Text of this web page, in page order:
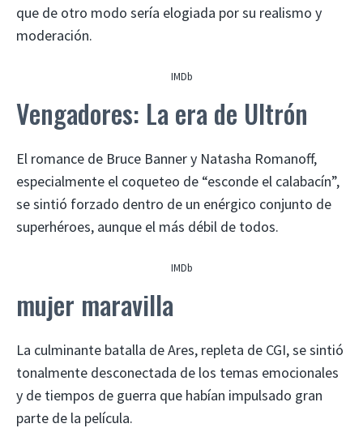
que de otro modo sería elogiada por su realismo y
moderación.
IMDb
Vengadores: La era de Ultrón
El romance de Bruce Banner y Natasha Romanoff,
especialmente el coqueteo de “esconde el calabacín”,
se sintió forzado dentro de un enérgico conjunto de
superhéroes, aunque el más débil de todos.
IMDb
mujer maravilla
La culminante batalla de Ares, repleta de CGI, se sintió
tonalmente desconectada de los temas emocionales
y de tiempos de guerra que habían impulsado gran
parte de la película.